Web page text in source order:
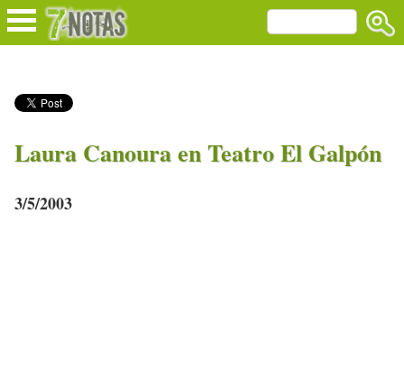
Laura Canoura en Teatro El Galpón
3/5/2003